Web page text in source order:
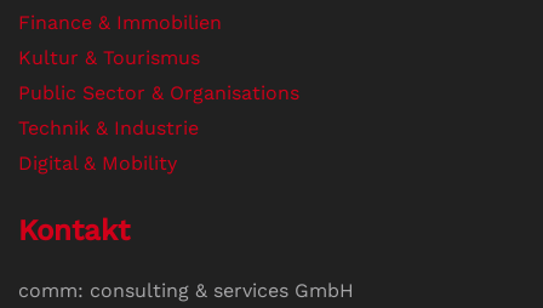
Finance & Immobilien
Kultur & Tourismus
Public Sector & Organisations
Technik & Industrie
Digital & Mobility
Kontakt
comm: consulting & services GmbH